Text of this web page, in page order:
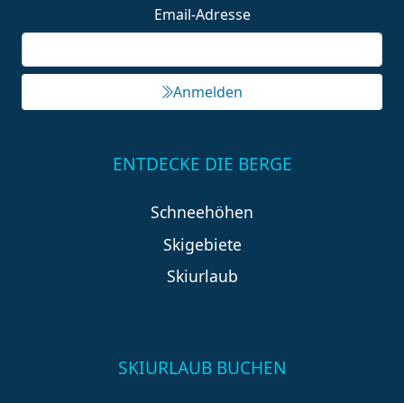
Email-Adresse
Anmelden
ENTDECKE DIE BERGE
Schneehöhen
Skigebiete
Skiurlaub
SKIURLAUB BUCHEN